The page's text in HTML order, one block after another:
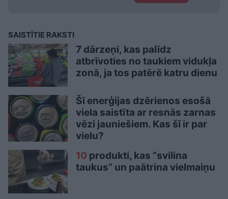
SAISTĪTIE RAKSTI
7 dārzeņi, kas palīdz
atbrīvoties no taukiem vidukļa
zonā, ja tos patērē katru dienu
Šī enerģijas dzērienos esošā
viela saistīta ar resnās zarnas
vēzi jauniešiem. Kas šī ir par
vielu?
10 produkti, kas “svilina
taukus” un paātrina vielmaiņu